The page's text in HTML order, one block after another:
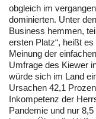
obgleich im
dominierten. Unter
Business hemmen,
ersten Platz“, heißt
Meinung der
Umfrage des Kiewer
würde sich im Land
Ursachen 42,1
Inkompetenz der
Pandemie und nur